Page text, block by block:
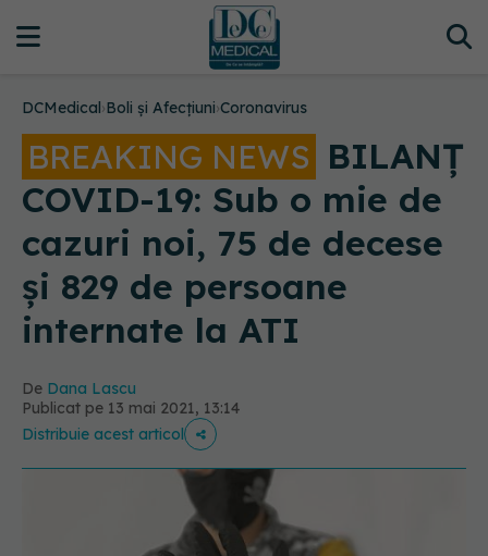
DCMedical›Boli și Afecțiuni›Coronavirus
BREAKING NEWS BILANȚ
COVID-19: Sub o mie de
cazuri noi, 75 de decese
și 829 de persoane
internate la ATI
De Dana Lascu
Publicat pe 13 mai 2021, 13:14
Distribuie acest articol